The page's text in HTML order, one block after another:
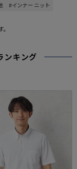
#インナー ニット
ンキング